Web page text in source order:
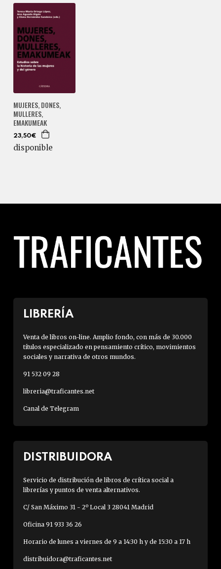
MUJERES, DONES,
MULLERES,
EMAKUMEAK
23,50€
disponible
LIBRERÍA
Venta de libros on-line. Amplio fondo, con más de 30.000
títulos especializado en pensamiento crítico, movimientos
sociales y narrativa de otros mundos.
91 532 09 28
libreria@traficantes.net
Canal de Telegram
DISTRIBUIDORA
Servicio de distribución de libros de crítica social a
librerías y puntos de venta alternativos.
C/ San Máximo 31 - 2º Local 3 28041 Madrid
Oficina 91 933 36 26
Horario de lunes a viernes de 9 a 14:30 h y de 15:30 a 17 h
distribuidora@traficantes.net